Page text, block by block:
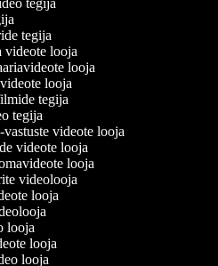
tegija
tegija
videote looja
looja
looja
tegija
tegija
vastuste videote looja
videote looja
looja
videolooja
looja
looja
looja
looja